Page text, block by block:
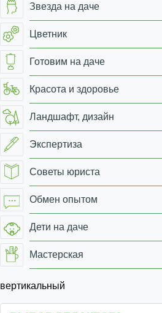
Звезда на даче
Цветник
Готовим на даче
Красота и здоровье
Ландшафт, дизайн
Экспертиза
Советы юриста
Обмен опытом
Дети на даче
Мастерская
вертикальный